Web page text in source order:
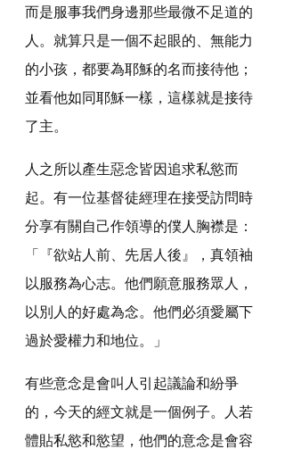
而是服事我們身邊那些最微不足道的
人。就算只是一個不起眼的、無能力
的小孩，都要為耶穌的名而接待他；
並看他如同耶穌一樣，這樣就是接待
了主。
人之所以產生惡念皆因追求私慾而
起。有一位基督徒經理在接受訪問時
分享有關自己作領導的僕人胸襟是：
「『欲站人前、先居人後』，真領袖
以服務為心志。他們願意服務眾人，
以別人的好處為念。他們必須愛屬下
過於愛權力和地位。」
有些意念是會叫人引起議論和紛爭
的，今天的經文就是一個例子。人若
體貼私慾和慾望，他們的意念是會容